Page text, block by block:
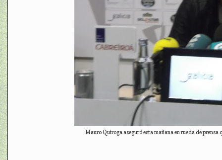
Mauro Quiroga aseguró esta mañana en rueda de